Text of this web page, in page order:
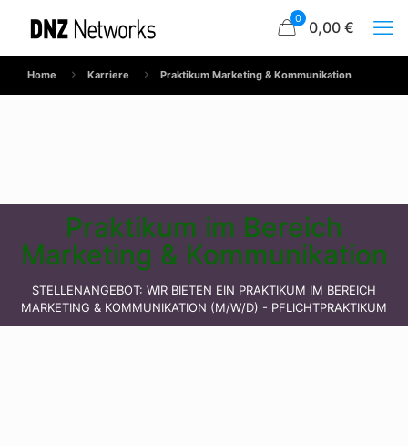
0 0,00 €
Home Karriere Praktikum Marketing & Kommunikation
Praktikum im Bereich
Marketing & Kommunikation
STELLENANGEBOT: WIR BIETEN EIN PRAKTIKUM IM BEREICH
MARKETING & KOMMUNIKATION (M/W/D) - PFLICHTPRAKTIKUM